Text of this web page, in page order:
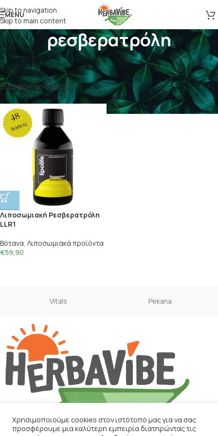
Skip to navigation
Skip to main content
MENU
ρεσβερατρόλη
Αρχική σελίδα/ Προϊόντα με ετικέτα “ρεσβερατρόλη”
Εμφάνιση του μοναδικού αποτελέσματος
Εμφάνιση Φίλτρων
Λιποσωμιακή Ρεσβερατρόλη
LLR1
Βότανα, Λιποσωμιακά προϊόντα
€59,90
Vitals Pekana
Χρησιμοποιούμε cookies στον ιστότοπό μας για να σας
προσφέρουμε μια καλύτερη εμπειρία διατηρώντας τις